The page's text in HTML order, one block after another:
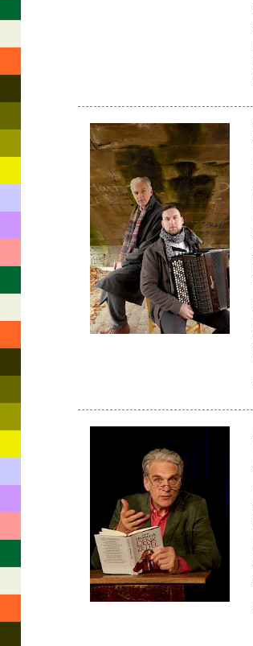
Grimme
Preis
und
Walter
Sittler
den
deutschen
Fernsehpreis
als
bester
einer
Comedy.
Serien
„Girl
Friends“,
„Nikola“
sowie